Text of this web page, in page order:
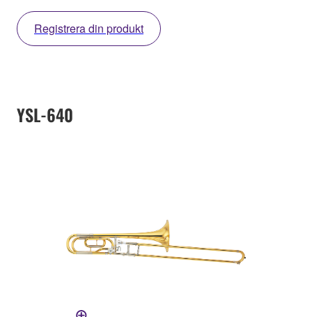
Registrera din produkt
YSL-640